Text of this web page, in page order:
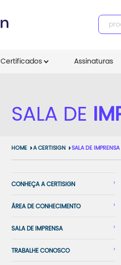
Certificados Assinaturas
SALA DE
HOME A CERTISIGN SALA DE IMPRENSA
CONHEÇA A CERTISIGN
ÁREA DE CONHECIMENTO
SALA DE IMPRENSA
TRABALHE CONOSCO